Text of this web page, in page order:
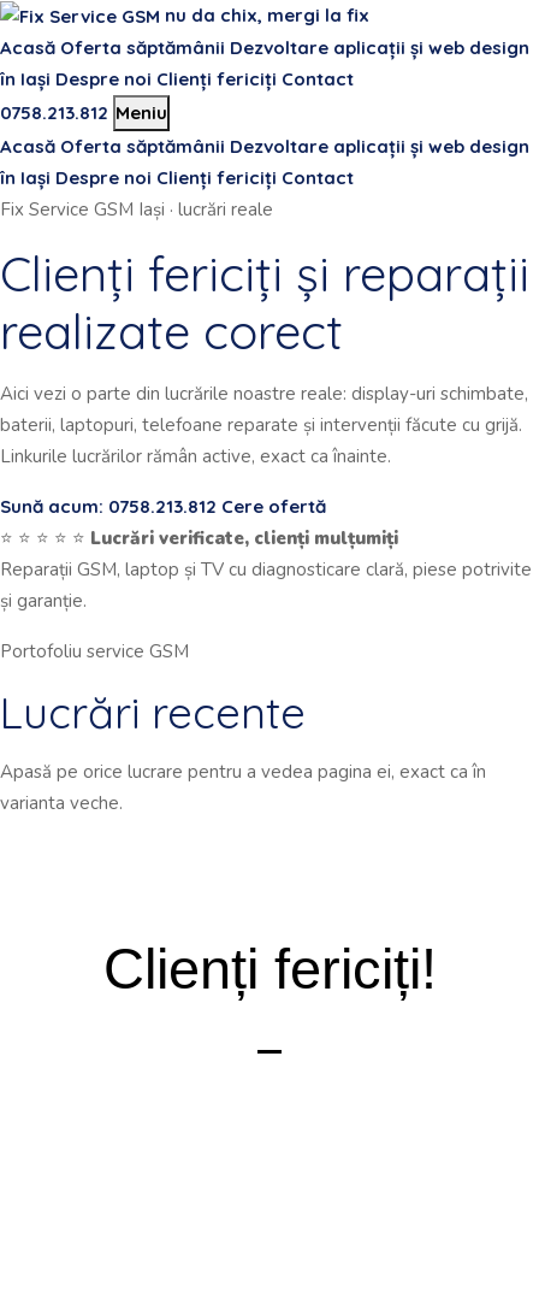
nu da chix, mergi la fix
Acasă Oferta săptămânii Dezvoltare aplicații și web design
în Iași Despre noi Clienți fericiți Contact
0758.213.812 Meniu
Acasă Oferta săptămânii Dezvoltare aplicații și web design
în Iași Despre noi Clienți fericiți Contact
Fix Service GSM Iași · lucrări reale
Clienți fericiți și reparații
realizate corect
Aici vezi o parte din lucrările noastre reale: display-uri schimbate,
baterii, laptopuri, telefoane reparate și intervenții făcute cu grijă.
Linkurile lucrărilor rămân active, exact ca înainte.
Sună acum: 0758.213.812 Cere ofertă
⭐ ⭐ ⭐ ⭐ ⭐ Lucrări verificate, clienți mulțumiți
Reparații GSM, laptop și TV cu diagnosticare clară, piese potrivite
și garanție.
Portofoliu service GSM
Lucrări recente
Apasă pe orice lucrare pentru a vedea pagina ei, exact ca în
varianta veche.
Clienți fericiți!